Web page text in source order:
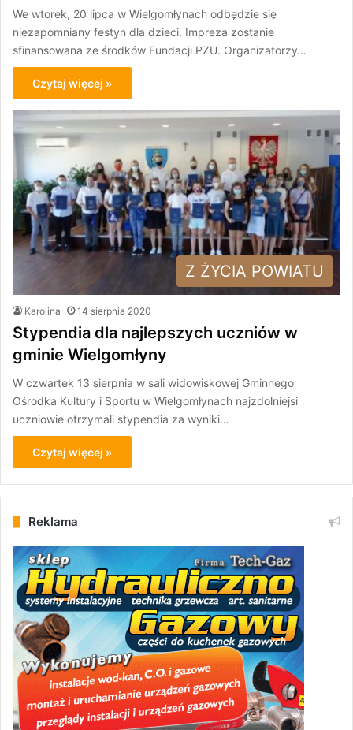
We wtorek, 20 lipca w Wielgomłynach odbędzie się
niezapomniany festyn dla dzieci. Impreza zostanie
sfinansowana ze środków Fundacji PZU. Organizatorzy…
Czytaj więcej »
Z ŻYCIA POWIATU
Karolina 14 sierpnia 2020
Stypendia dla najlepszych uczniów w
gminie Wielgomłyny
W czwartek 13 sierpnia w sali widowiskowej Gminnego
Ośrodka Kultury i Sportu w Wielgomłynach najzdolniejsi
uczniowie otrzymali stypendia za wyniki…
Czytaj więcej »
Reklama